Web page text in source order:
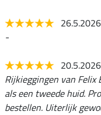
26.5.2026
-
20.5.2026
Rijkieggingen van Felix
als een tweede huid.
bestellen. Uiterlijk